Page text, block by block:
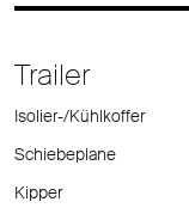
Trailer
Isolier-/Kühlkoffer
Schiebeplane
Kipper